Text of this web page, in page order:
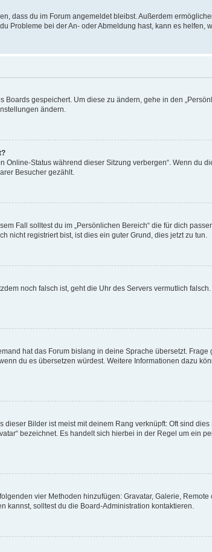
dass du im Forum angemeldet bleibst. Außerdem
Probleme bei der An- oder Abmeldung hast, kann es helfen,
gespeichert. Um diese zu ändern, gehe in den
ändern.
Status während dieser Sitzung verbergen“. Wenn du
Besucher gezählt.
Fall solltest du im „Persönlichen Bereich“ die für dich
nicht registriert bist, ist dies ein guter Grund, dies jetzt zu tun.
noch falsch ist, geht die Uhr des Servers vermutlich
hat das Forum bislang in deine Sprache übersetzt.
du es übersetzen würdest. Weitere Informationen dazu
Bilder ist meist mit deinem Rang verknüpft: Oft sind
bezeichnet. Es handelt sich hierbei in der Regel um ein
vier Methoden hinzufügen: Gravatar, Galerie,
kannst, solltest du die Board-Administration kontaktieren.